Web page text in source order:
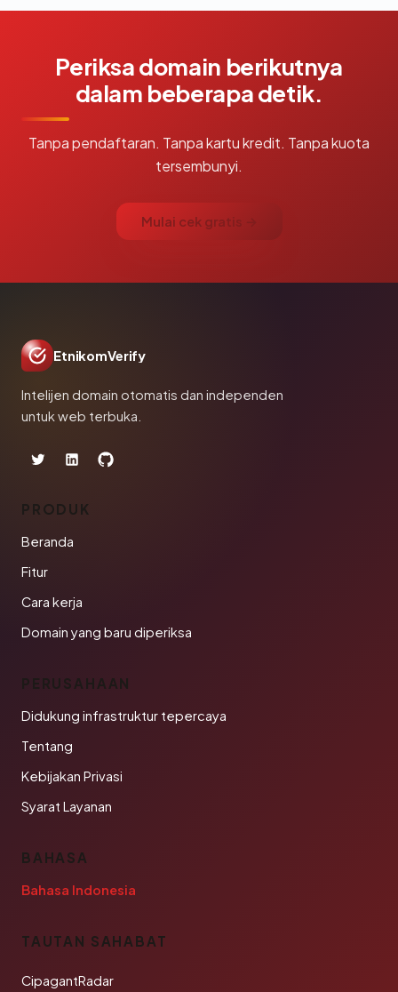
Periksa domain berikutnya
dalam beberapa detik.
Tanpa pendaftaran. Tanpa kartu kredit. Tanpa kuota
tersembunyi.
Mulai cek gratis →
EtnikomVerify
Intelijen domain otomatis dan independen
untuk web terbuka.
PRODUK
Beranda
Fitur
Cara kerja
Domain yang baru diperiksa
PERUSAHAAN
Didukung infrastruktur tepercaya
Tentang
Kebijakan Privasi
Syarat Layanan
BAHASA
Bahasa Indonesia
TAUTAN SAHABAT
CipagantRadar